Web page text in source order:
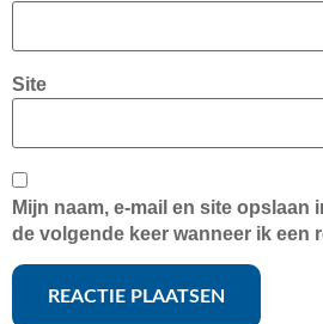
Site
Mijn naam, e-mail en site opslaan
de volgende keer wanneer ik een